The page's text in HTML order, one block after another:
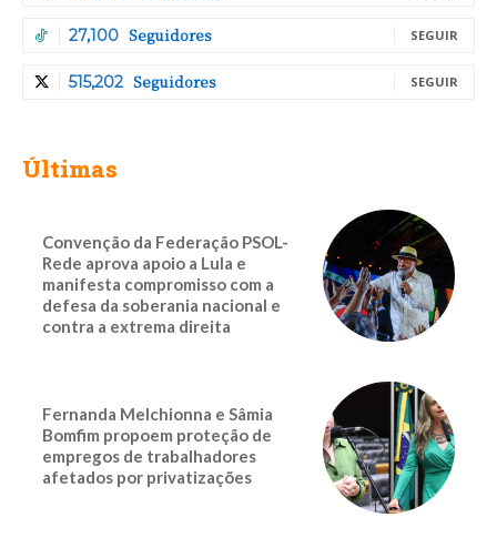
27,100 Seguidores SEGUIR
515,202 Seguidores SEGUIR
Últimas
Convenção da Federação PSOL-
Rede aprova apoio a Lula e
manifesta compromisso com a
defesa da soberania nacional e
contra a extrema direita
Fernanda Melchionna e Sâmia
Bomfim propoem proteção de
empregos de trabalhadores
afetados por privatizações